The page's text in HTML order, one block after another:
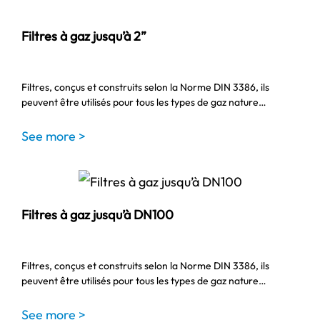
Filtres à gaz jusqu’à 2”
Filtres, conçus et construits selon la Norme DIN 3386, ils
peuvent être utilisés pour tous les types de gaz nature…
See more >
Filtres à gaz jusqu’à DN100
Filtres, conçus et construits selon la Norme DIN 3386, ils
peuvent être utilisés pour tous les types de gaz nature…
See more >